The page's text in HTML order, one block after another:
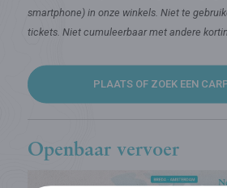
smartphone) in onze winkels. Niet te
tickets. Niet cumuleerbaar met andere
PLAATS OF ZOEK EEN
Openbaar vervoer